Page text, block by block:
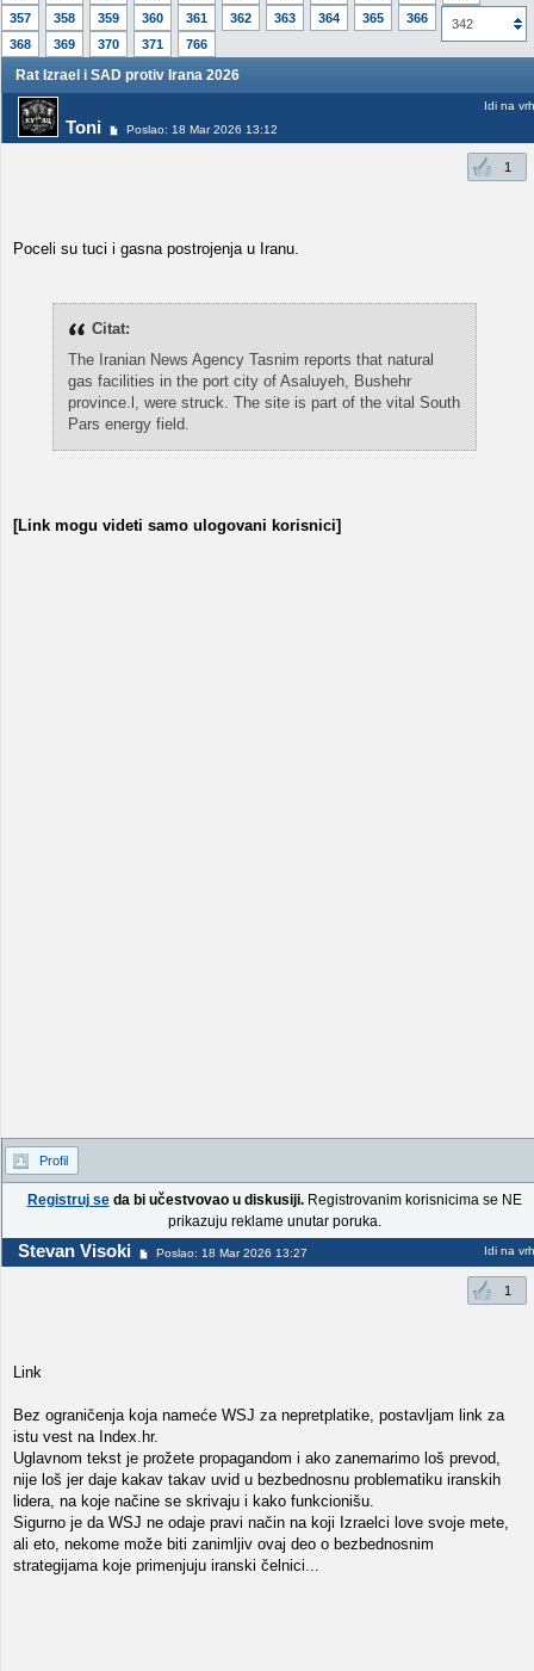
357
358 359 360 361 362 363 364 365 366
367
368
369 370 371 766
342
Rat Izrael i SAD protiv Irana 2026
Toni Poslao: 18 Mar 2026 13:12
Idi na vrh
1
Poceli su tuci i gasna postrojenja u Iranu.
Citat:
The Iranian News Agency Tasnim reports that natural
gas facilities in the port city of Asaluyeh, Bushehr
province.l, were struck. The site is part of the vital South
Pars energy field.
[Link mogu videti samo ulogovani korisnici]
Profil
Registruj seda bi učestvovao u diskusiji.Registrovanim korisnicima se NE
prikazuju reklame unutar poruka.
Stevan Visoki Poslao: 18 Mar 2026 13:27 Idi na vrh
1
Link
Bez ograničenja koja nameće WSJ za nepretplatike, postavljam link za
istu vest na Index.hr.
Uglavnom tekst je prožete propagandom i ako zanemarimo loš prevod,
nije loš jer daje kakav takav uvid u bezbednosnu problematiku iranskih
lidera, na koje načine se skrivaju i kako funkcionišu.
Sigurno je da WSJ ne odaje pravi način na koji Izraelci love svoje mete,
ali eto, nekome može biti zanimljiv ovaj deo o bezbednosnim
strategijama koje primenjuju iranski čelnici...